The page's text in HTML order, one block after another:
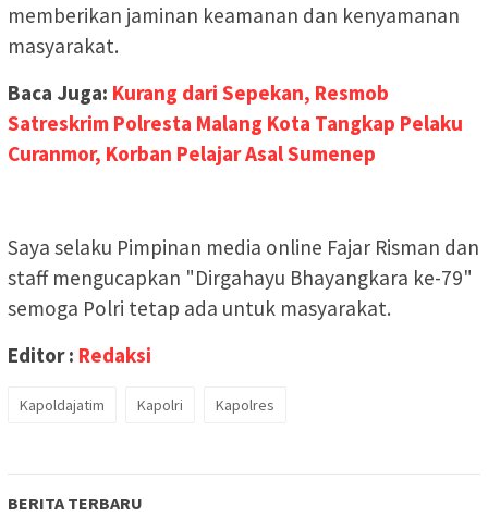
memberikan jaminan keamanan dan kenyamanan
masyarakat.
Baca Juga: Kurang dari Sepekan, Resmob
Satreskrim Polresta Malang Kota Tangkap Pelaku
Curanmor, Korban Pelajar Asal Sumenep
Saya selaku Pimpinan media online Fajar Risman dan
staff mengucapkan "Dirgahayu Bhayangkara ke-79"
semoga Polri tetap ada untuk masyarakat.
Editor : Redaksi
Kapoldajatim Kapolri Kapolres
BERITA TERBARU